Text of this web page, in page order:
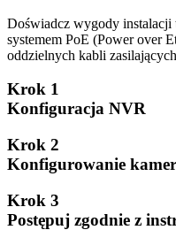
Doświadcz wygody instalacji
systemem PoE (Power over
oddzielnych kabli
Krok 1
Konfiguracja NVR
Krok 2
Konfigurowanie kamer
Krok 3
Postępuj zgodnie z